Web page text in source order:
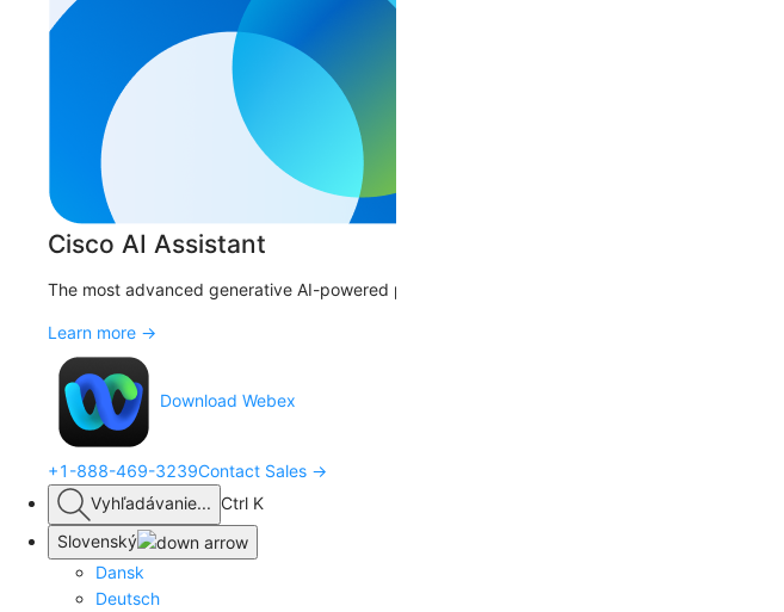
Cisco AI Assistant
The most advanced generative AI-powered platform for hybrid work and customer experience.
Learn more →
Download Webex
+1-888-469-3239Contact Sales →
Vyhľadávanie... Ctrl K
Slovenský
Dansk
Deutsch